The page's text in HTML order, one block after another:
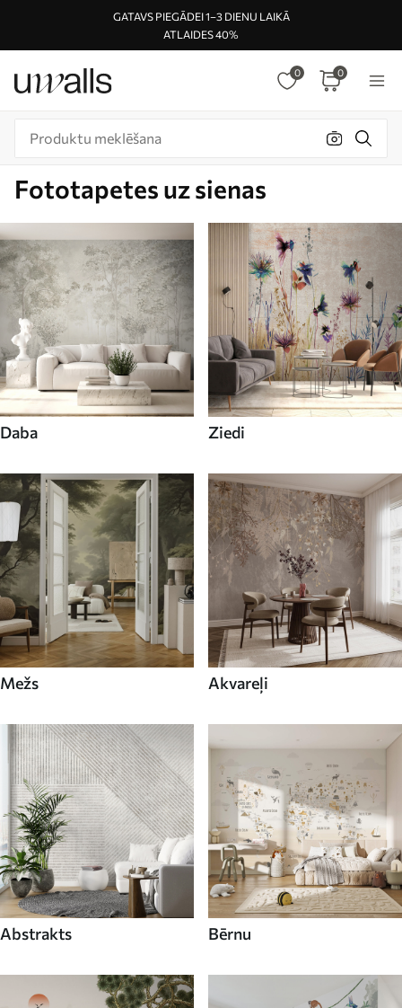
GATAVS PIEGĀDEI 1–3 DIENU LAIKĀ
ATLAIDES 40%
0 0
Fototapetes uz sienas
Daba Ziedi
Mežs Akvareļi
Abstrakts Bērnu